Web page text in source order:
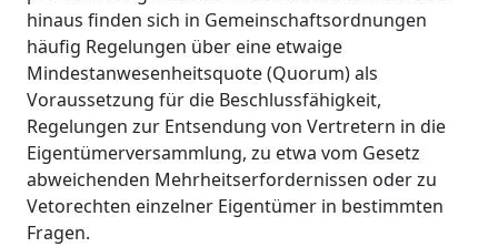
hinaus finden sich in Gemeinschaftsordnungen
häufig Regelungen über eine etwaige
Mindestanwesenheitsquote (Quorum) als
Voraussetzung für die Beschlussfähigkeit,
Regelungen zur Entsendung von Vertretern in die
Eigentümerversammlung, zu etwa vom Gesetz
abweichenden Mehrheitserfordernissen oder zu
Vetorechten einzelner Eigentümer in bestimmten
Fragen.